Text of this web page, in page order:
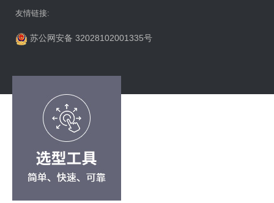
友情链接:
苏公网安备 32028102001335号